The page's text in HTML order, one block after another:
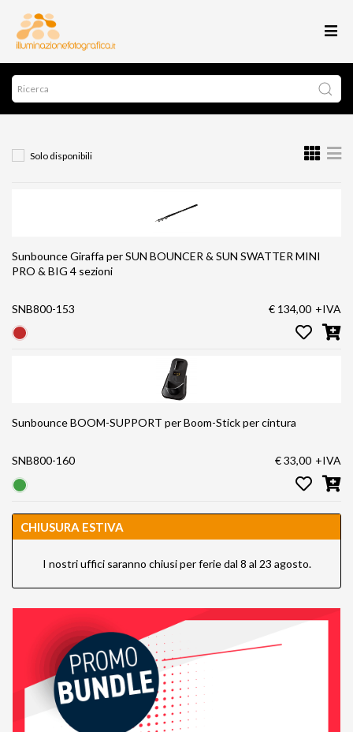
Solo disponibili
Sunbounce Giraffa per SUN BOUNCER & SUN SWATTER MINI
PRO & BIG 4 sezioni
SNB800-153 € 134,00 +IVA
Sunbounce BOOM-SUPPORT per Boom-Stick per cintura
SNB800-160 € 33,00 +IVA
CHIUSURA ESTIVA
I nostri uffici saranno chiusi per ferie dal 8 al 23 agosto.